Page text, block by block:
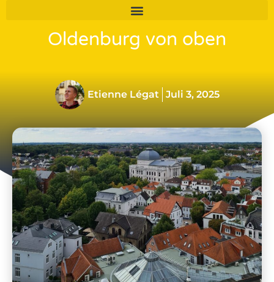
Der ultimative „Utkiek“ –
Oldenburg von oben
Etienne Légat Juli 3, 2025